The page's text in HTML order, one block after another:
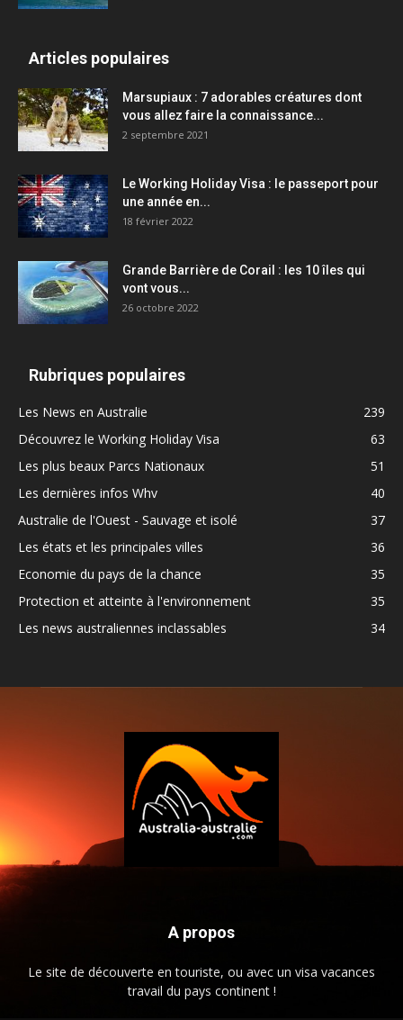
Articles populaires
Marsupiaux : 7 adorables créatures dont
vous allez faire la connaissance...
2 septembre 2021
Le Working Holiday Visa : le passeport pour
une année en...
18 février 2022
Grande Barrière de Corail : les 10 îles qui
vont vous...
26 octobre 2022
Rubriques populaires
Les News en Australie
239
Découvrez le Working Holiday Visa
63
Les plus beaux Parcs Nationaux
51
Les dernières infos Whv
40
Australie de l'Ouest - Sauvage et isolé
37
Les états et les principales villes
36
Economie du pays de la chance
35
Protection et atteinte à l'environnement
35
Les news australiennes inclassables
34
A propos
Le site de découverte en touriste, ou avec un visa vacances
travail du pays continent !